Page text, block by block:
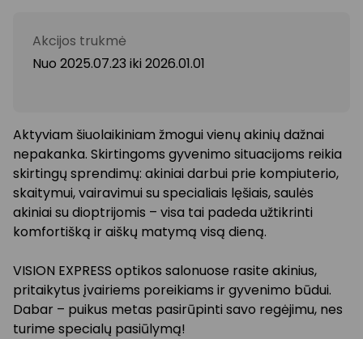
Akcijos trukmė
Nuo 2025.07.23 iki 2026.01.01
Aktyviam šiuolaikiniam žmogui vienų akinių dažnai
nepakanka. Skirtingoms gyvenimo situacijoms reikia
skirtingų sprendimų: akiniai darbui prie kompiuterio,
skaitymui, vairavimui su specialiais lęšiais, saulės
akiniai su dioptrijomis – visa tai padeda užtikrinti
komfortišką ir aiškų matymą visą dieną.
VISION EXPRESS optikos salonuose rasite akinius,
pritaikytus įvairiems poreikiams ir gyvenimo būdui.
Dabar – puikus metas pasirūpinti savo regėjimu, nes
turime specialų pasiūlymą!